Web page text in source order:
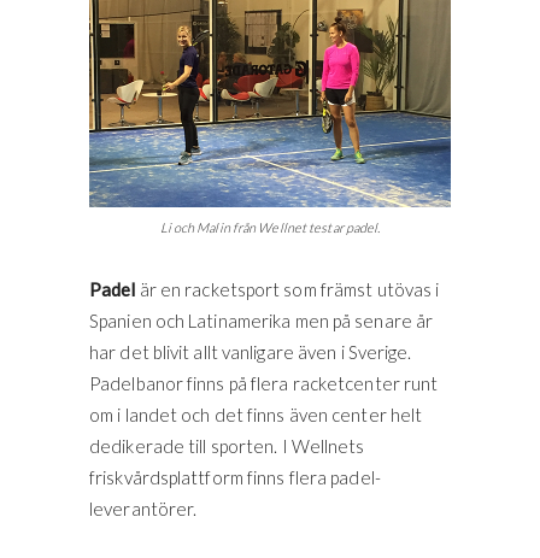
Li och Malin från Wellnet testar padel.
Padel är en racketsport som främst utövas i
Spanien och Latinamerika men på senare år
har det blivit allt vanligare även i Sverige.
Padelbanor finns på flera racketcenter runt
om i landet och det finns även center helt
dedikerade till sporten. I Wellnets
friskvårdsplattform finns flera padel-
leverantörer.